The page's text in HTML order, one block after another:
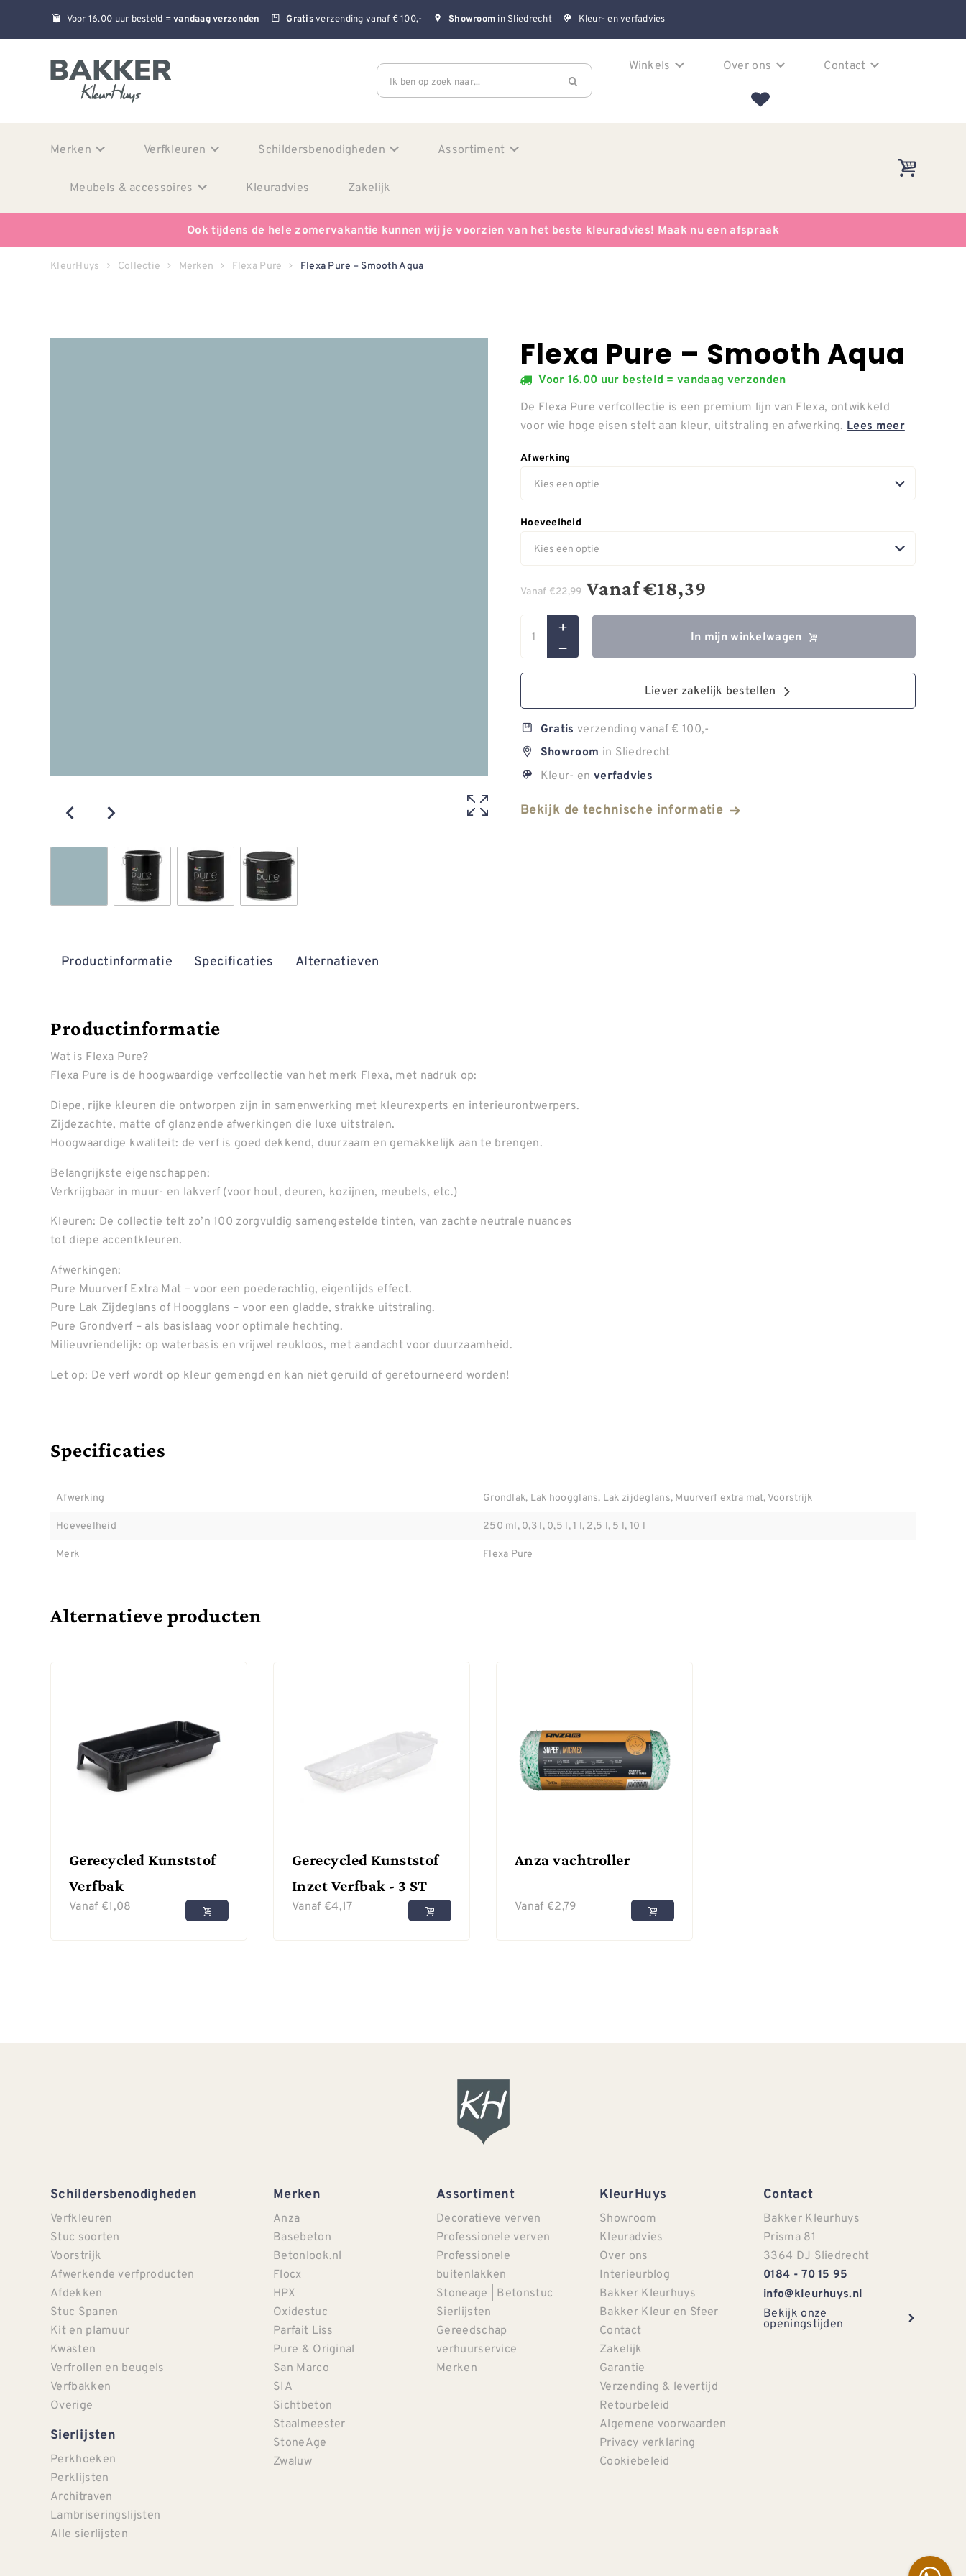
Voor 16.00 uur besteld =vandaag verzonden Gratisverzending vanaf € 100,- Showroom in Sliedrecht Kleur- en verfadvies
Ik ben op zoek naar...
Winkels Over ons Contact
Merken Verfkleuren Schildersbenodigheden Assortiment
Meubels & accessoires Kleuradvies Zakelijk
Ook tijdens de hele zomervakantie kunnen wij je voorzien van het beste kleuradvies! Maak nu een afspraak
KleurHuys Collectie Merken Flexa Pure Flexa Pure – Smooth Aqua
Flexa Pure – Smooth Aqua
Voor 16.00 uur besteld = vandaag verzonden
De Flexa Pure verfcollectie is een premium lijn van Flexa, ontwikkeld
voor wie hoge eisen stelt aan kleur, uitstraling en afwerking. Lees meer
Afwerking
Hoeveelheid
Vanaf€22,99 Vanaf€18,39
In mijn winkelwagen
Liever zakelijk bestellen
Gratis verzending vanaf € 100,-
Showroom in Sliedrecht
Kleur- en verfadvies
Bekijk de technische informatie
Productinformatie Specificaties Alternatieven
Productinformatie
Wat is Flexa Pure?
Flexa Pure is de hoogwaardige verfcollectie van het merk Flexa, met nadruk op:
Diepe, rijke kleuren die ontworpen zijn in samenwerking met kleurexperts en interieurontwerpers.
Zijdezachte, matte of glanzende afwerkingen die luxe uitstralen.
Hoogwaardige kwaliteit: de verf is goed dekkend, duurzaam en gemakkelijk aan te brengen.
Belangrijkste eigenschappen:
Verkrijgbaar in muur- en lakverf (voor hout, deuren, kozijnen, meubels, etc.)
Kleuren: De collectie telt zo’n 100 zorgvuldig samengestelde tinten, van zachte neutrale nuances
tot diepe accentkleuren.
Afwerkingen:
Pure Muurverf Extra Mat – voor een poederachtig, eigentijds effect.
Pure Lak Zijdeglans of Hoogglans – voor een gladde, strakke uitstraling.
Pure Grondverf – als basislaag voor optimale hechting.
Milieuvriendelijk: op waterbasis en vrijwel reukloos, met aandacht voor duurzaamheid.
Let op: De verf wordt op kleur gemengd en kan niet geruild of geretourneerd worden!
Specificaties
Afwerking
Grondlak, Lak hoogglans, Lak zijdeglans, Muurverf extra mat, Voorstrijk
Hoeveelheid
250 ml, 0,3 l, 0,5 l, 1 l, 2,5 l, 5 l, 10 l
Merk
Flexa Pure
Alternatieve producten
Gerecycled Kunststof
Verfbak
Vanaf €1,08
Gerecycled Kunststof
Inzet Verfbak - 3 ST
Vanaf €4,17
Anza vachtroller
Vanaf €2,79
Schildersbenodigheden
Verfkleuren
Stuc soorten
Voorstrijk
Afwerkende verfproducten
Afdekken
Stuc Spanen
Kit en plamuur
Kwasten
Verfrollen en beugels
Verfbakken
Overige
Sierlijsten
Perkhoeken
Perklijsten
Architraven
Lambriseringslijsten
Alle sierlijsten
Merken
Anza
Basebeton
Betonlook.nl
Flocx
HPX
Oxidestuc
Parfait Liss
Pure & Original
San Marco
SIA
Sichtbeton
Staalmeester
StoneAge
Zwaluw
Assortiment
Decoratieve verven
Professionele verven
Professionele
buitenlakken
Stoneage | Betonstuc
Sierlijsten
Gereedschap
verhuurservice
Merken
KleurHuys
Showroom
Kleuradvies
Over ons
Interieurblog
Bakker Kleurhuys
Bakker Kleur en Sfeer
Contact
Zakelijk
Garantie
Verzending & levertijd
Retourbeleid
Algemene voorwaarden
Privacy verklaring
Cookiebeleid
Contact
Bakker Kleurhuys
Prisma 81
3364 DJ Sliedrecht
0184 - 70 15 95
info@kleurhuys.nl
Bekijk onze
openingstijden